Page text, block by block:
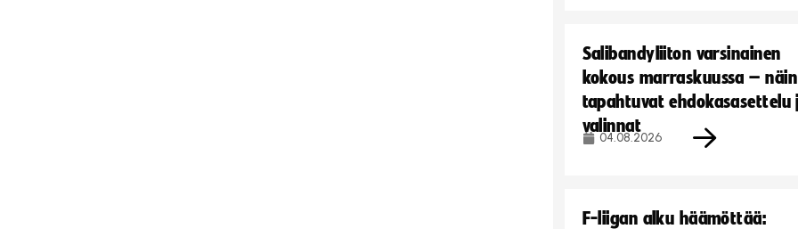
Salibandyliiton varsinainen
kokous marraskuussa – näin
tapahtuvat ehdokasasettelu
valinnat
04.08.2026
F-liigan alku häämöttää: